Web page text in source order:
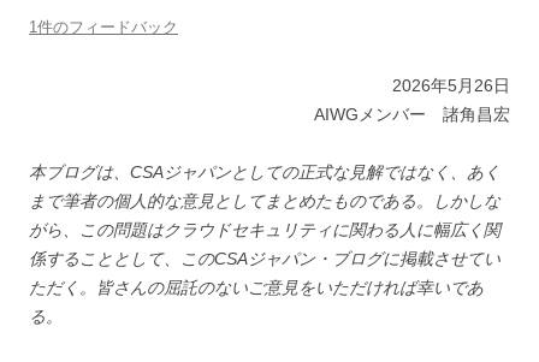
1件のフィードバック
2026年5月26日
AIWGメンバー 諸角昌宏
本ブログは、CSAジャパンとしての正式な見解ではなく、あく
まで筆者の個人的な意見としてまとめたものである。しかしな
がら、この問題はクラウドセキュリティに関わる人に幅広く関
係することとして、このCSAジャパン・ブログに掲載させてい
ただく。皆さんの屈託のないご意見をいただければ幸いであ
る。